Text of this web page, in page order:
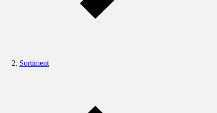
Sortiment